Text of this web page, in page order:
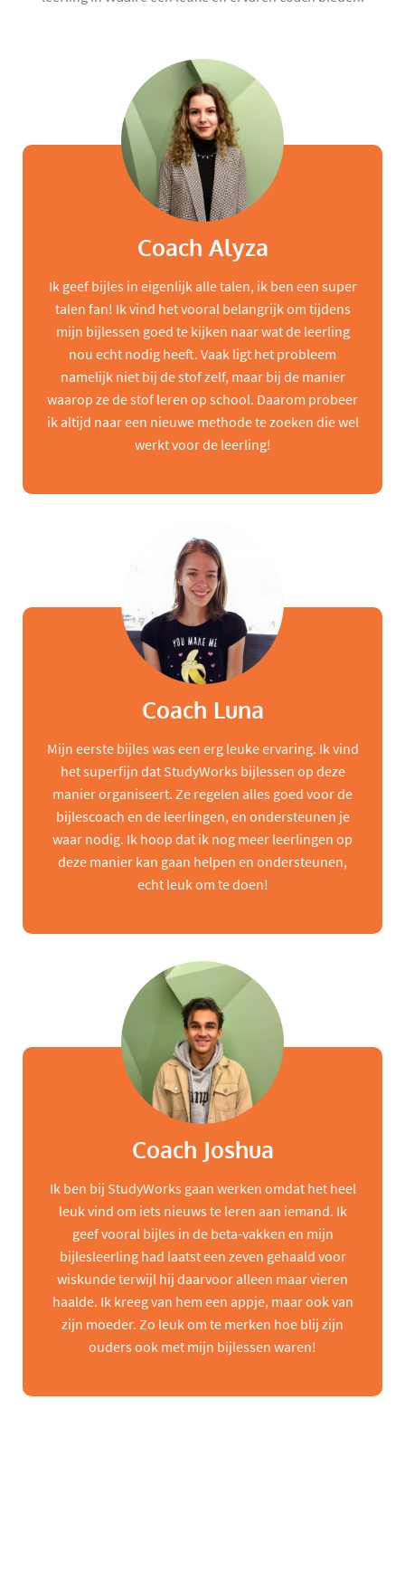
Coach Alyza
Ik geef bijles in eigenlijk alle talen, ik ben een super
talen fan! Ik vind het vooral belangrijk om tijdens
mijn bijlessen goed te kijken naar wat de leerling
nou echt nodig heeft. Vaak ligt het probleem
namelijk niet bij de stof zelf, maar bij de manier
waarop ze de stof leren op school. Daarom probeer
ik altijd naar een nieuwe methode te zoeken die wel
werkt voor de leerling!
Coach Luna
Mijn eerste bijles was een erg leuke ervaring. Ik vind
het superfijn dat StudyWorks bijlessen op deze
manier organiseert. Ze regelen alles goed voor de
bijlescoach en de leerlingen, en ondersteunen je
waar nodig. Ik hoop dat ik nog meer leerlingen op
deze manier kan gaan helpen en ondersteunen,
echt leuk om te doen!
Coach Joshua
Ik ben bij StudyWorks gaan werken omdat het heel
leuk vind om iets nieuws te leren aan iemand. Ik
geef vooral bijles in de beta-vakken en mijn
bijlesleerling had laatst een zeven gehaald voor
wiskunde terwijl hij daarvoor alleen maar vieren
haalde. Ik kreeg van hem een appje, maar ook van
zijn moeder. Zo leuk om te merken hoe blij zijn
ouders ook met mijn bijlessen waren!